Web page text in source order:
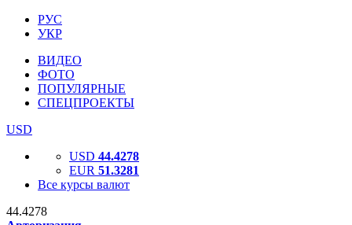
РУС
УКР
ВИДЕО
ФОТО
ПОПУЛЯРНЫЕ
СПЕЦПРОЕКТЫ
USD
USD 44.4278
EUR 51.3281
Все курсы валют
44.4278